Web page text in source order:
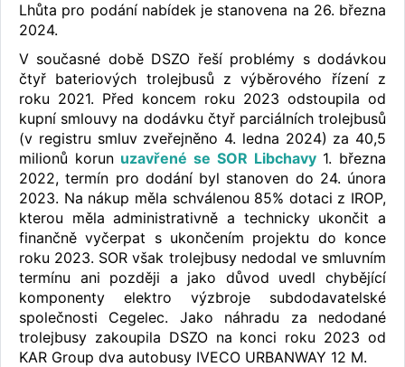
Lhůta pro podání nabídek je stanovena na 26. března
2024.
V současné době DSZO řeší problémy s dodávkou
čtyř bateriových trolejbusů z výběrového řízení z
roku 2021. Před koncem roku 2023 odstoupila od
kupní smlouvy na dodávku čtyř parciálních trolejbusů
(v registru smluv zveřejněno 4. ledna 2024) za 40,5
milionů korun uzavřené se SOR Libchavy1. března
2022, termín pro dodání byl stanoven do 24. února
2023. Na nákup měla schválenou 85% dotaci z IROP,
kterou měla administrativně a technicky ukončit a
finančně vyčerpat s ukončením projektu do konce
roku 2023. SOR však trolejbusy nedodal ve smluvním
termínu ani později a jako důvod uvedl chybějící
komponenty elektro výzbroje subdodavatelské
společnosti Cegelec. Jako náhradu za nedodané
trolejbusy zakoupila DSZO na konci roku 2023 od
KAR Group dva autobusy IVECO URBANWAY 12 M.